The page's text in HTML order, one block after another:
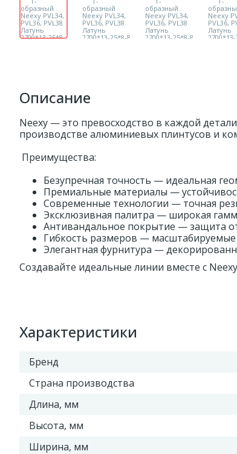
Описание
Neexy — это превосходство в каждой
производстве алюминиевых плинтусов и
Преимущества:
Безупречная точность — идеальная
Премиальные материалы —
Современные технологии — точная
Эксклюзивная палитра — широкая
Антивандальное покрытие — защита
Гибкость размеров —
Элегантная фурнитура —
Создавайте идеальные линии вместе с
Характеристики
Бренд
Страна производства
Длина, мм
Высота, мм
Ширина, мм